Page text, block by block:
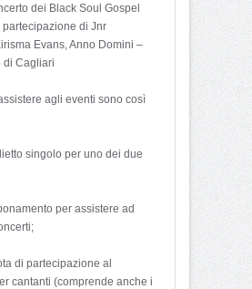
dei Black Soul Gospel
di Jnr
Evans, Anno Domini –
di Cagliari
agli eventi sono così
singolo per uno dei due
per assistere ad
di partecipazione al
cantanti (comprende anche i